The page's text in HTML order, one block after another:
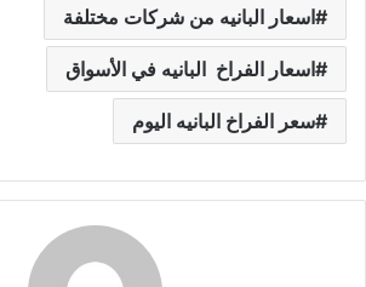
اسعار البانيه من شركات مختلفة
اسعار الفراخ البانيه في الأسواق
سعر الفراخ البانيه اليوم